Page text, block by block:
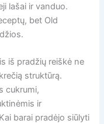
lašai ir vanduo.
bet Old
iš pradžių reiškė ne
struktūrą.
cukrumi,
ir
barai pradėjo siūlyti